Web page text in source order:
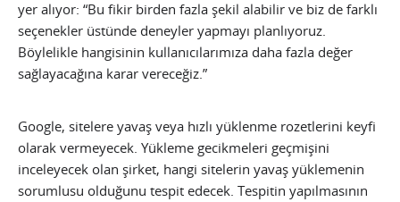
yer alıyor: “Bu fikir birden fazla şekil alabilir ve biz de farklı
seçenekler üstünde deneyler yapmayı planlıyoruz.
Böylelikle hangisinin kullanıcılarımıza daha fazla değer
sağlayacağına karar vereceğiz.”
Google, sitelere yavaş veya hızlı yüklenme rozetlerini keyfi
olarak vermeyecek. Yükleme gecikmeleri geçmişini
inceleyecek olan şirket, hangi sitelerin yavaş yüklemenin
sorumlusu olduğunu tespit edecek. Tespitin yapılmasının